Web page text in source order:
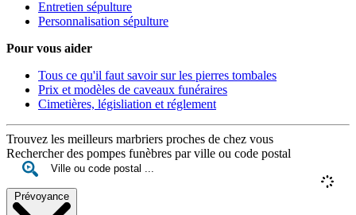
Entretien sépulture
Personnalisation sépulture
Pour vous aider
Tous ce qu'il faut savoir sur les pierres tombales
Prix et modèles de caveaux funéraires
Cimetières, législiation et réglement
Trouvez les meilleurs marbriers proches de chez vous
Rechercher des pompes funèbres par ville ou code postal
Prévoyance